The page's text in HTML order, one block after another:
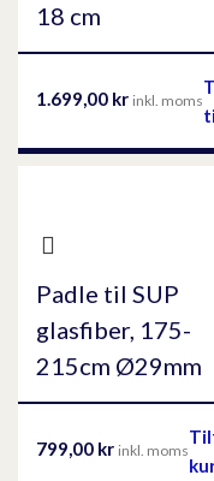
18 cm
1.699,00 kr inkl. moms
Padle til SUP
glasfiber, 175-
215cm Ø29mm
799,00 kr inkl. moms